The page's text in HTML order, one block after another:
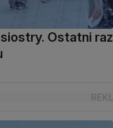
Ostatni raz